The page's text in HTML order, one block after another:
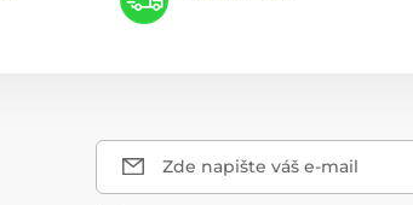
Zde napište váš e-mail